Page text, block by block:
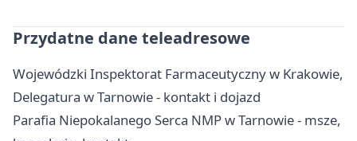
Przydatne dane teleadresowe
Wojewódzki Inspektorat Farmaceutyczny w Krakowie,
Delegatura w Tarnowie - kontakt i dojazd
Parafia Niepokalanego Serca NMP w Tarnowie - msze,